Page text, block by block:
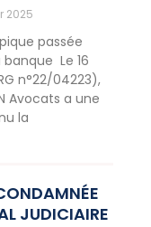
2025
passée
Le 16
n°22/04223),
Avocats a une
la
JUDICIAIRE